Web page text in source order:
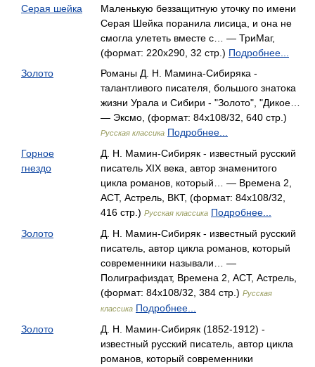
Серая шейка
Маленькую беззащитную уточку по имени
Серая Шейка поранила лисица, и она не
смогла улететь вместе с… — ТриМаг,
(формат: 220x290, 32 стр.) Подробнее...
Золото
Романы Д. Н. Мамина-Сибиряка -
талантливого писателя, большого знатока
жизни Урала и Сибири - "Золото", "Дикое…
— Эксмо, (формат: 84x108/32, 640 стр.)
Русская классика Подробнее...
Горное
гнездо
Д. Н. Мамин-Сибиряк - известный русский
писатель XIX века, автор знаменитого
цикла романов, который… — Времена 2,
АСТ, Астрель, ВКТ, (формат: 84x108/32,
416 стр.) Русская классика Подробнее...
Золото
Д. Н. Мамин-Сибиряк - известный русский
писатель, автор цикла романов, который
современники называли… —
Полиграфиздат, Времена 2, АСТ, Астрель,
(формат: 84x108/32, 384 стр.) Русская
классика Подробнее...
Золото
Д. Н. Мамин-Сибиряк (1852-1912) -
известный русский писатель, автор цикла
романов, который современники